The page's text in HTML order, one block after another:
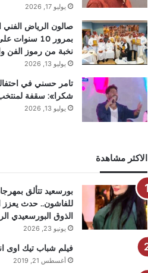
يوليو 17, 2026
صالون الرياض الفني
بمرور 10
نخبة من رموز الفن
يوليو 13, 2026
شكرا»: سقفة
يوليو 13, 2026
الاكثر مشاهدة
بورسعيد تتألق
للفاشون.. حدث
الذوق البورسعيدي
يونيو 23, 2026
فيلم شباب تيك اوى انتاج
أغسطس 21, 2019